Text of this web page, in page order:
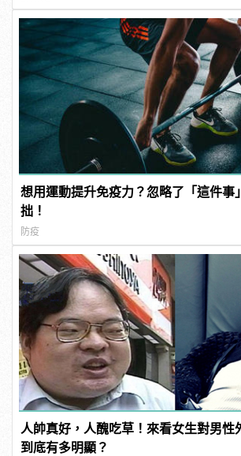
想用運動提升免疫力？忽略了「這件事
拙！
防疫
人帥真好，人醜吃草！來看女生對男性
到底有多明顯？